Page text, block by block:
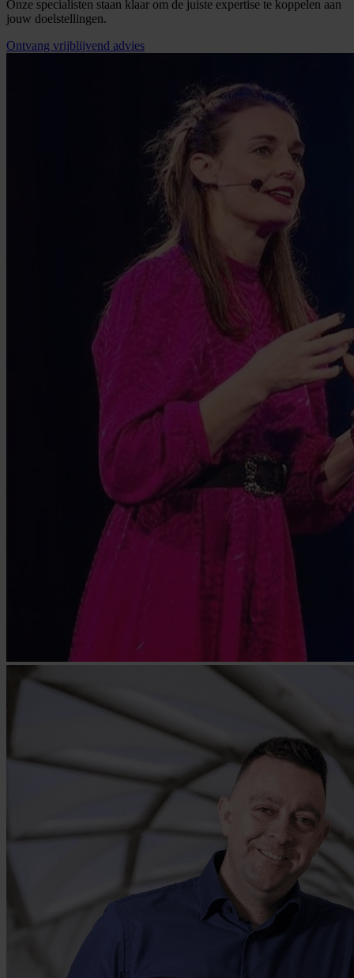
Onze specialisten staan klaar om de juiste expertise te koppelen aan
jouw doelstellingen.
Ontvang vrijblijvend advies